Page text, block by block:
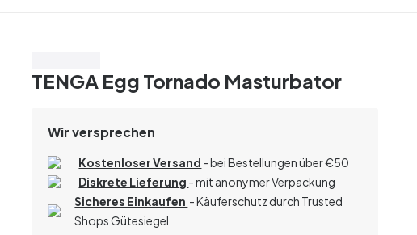
TENGA Egg Tornado Masturbator
Wir versprechen
Kostenloser Versand - bei Bestellungen über€50
Diskrete Lieferung - mit anonymer Verpackung
Sicheres Einkaufen - Käuferschutz durch Trusted
Shops Gütesiegel